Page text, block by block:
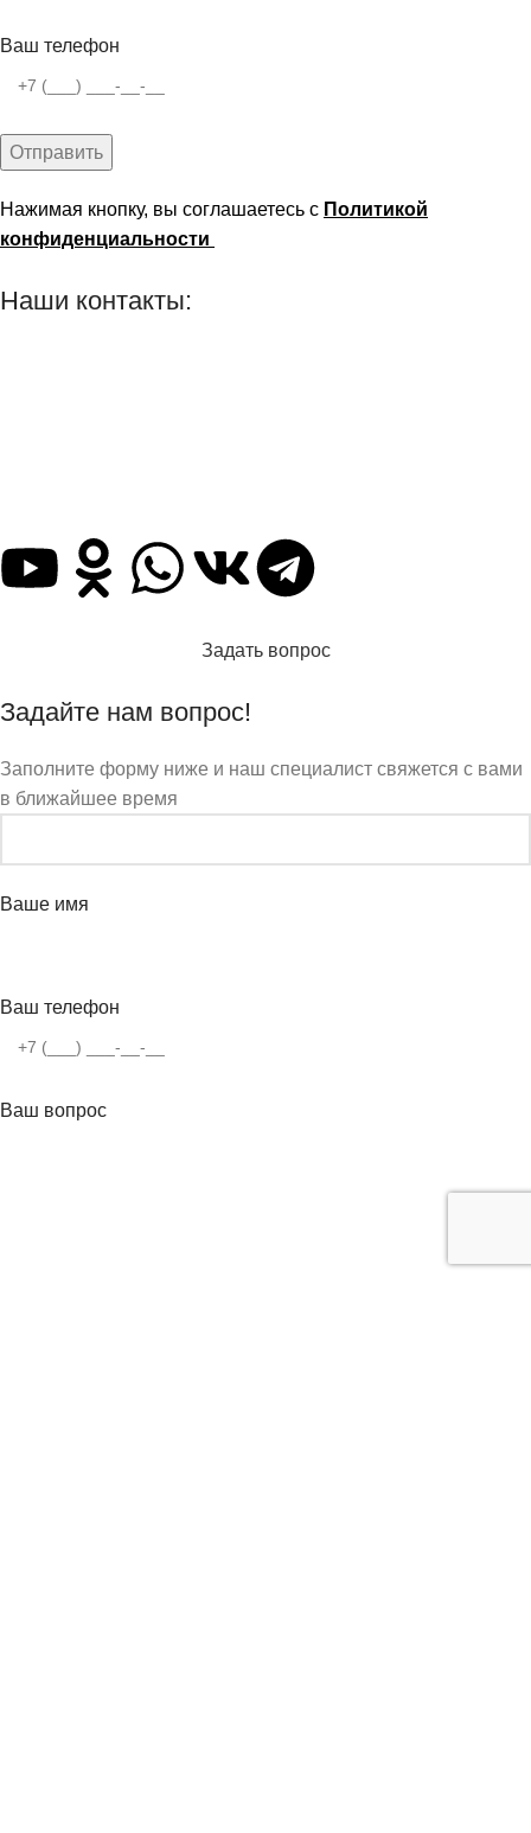
Ваш телефон
Нажимая кнопку, вы соглашаетесь с Политикой
конфиденциальности
Наши контакты:
Задать вопрос
Задайте нам вопрос!
Заполните форму ниже и наш специалист свяжется с вами
в ближайшее время
Ваше имя
Ваш телефон
Ваш вопрос